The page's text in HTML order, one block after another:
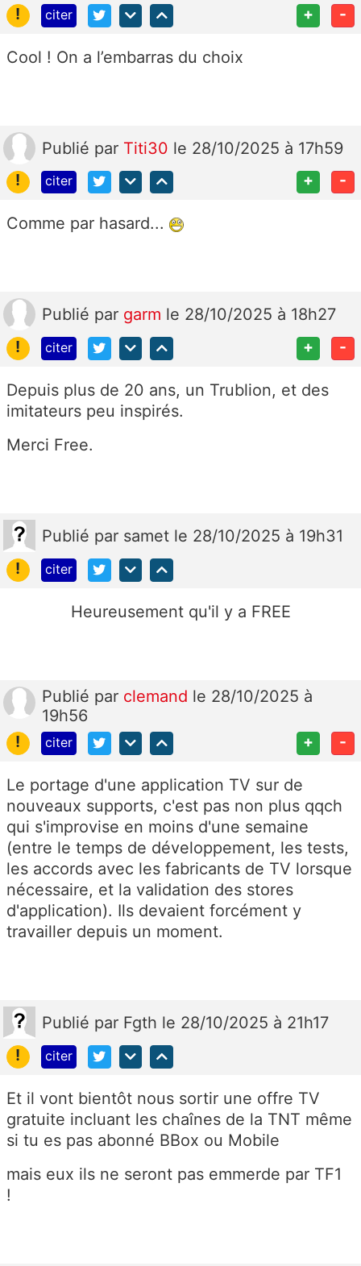
!
citer + -
Cool ! On a l’embarras du choix
Publié par Titi30 le 28/10/2025 à 17h59
!
citer + -
Comme par hasard...
Publié par garm le 28/10/2025 à 18h27
!
citer + -
Depuis plus de 20 ans, un Trublion, et des
imitateurs peu inspirés.
Merci Free.
Publié par samet le 28/10/2025 à 19h31
!
citer
Heureusement qu'il y a FREE
Publié par clemand le 28/10/2025 à
19h56
!
citer + -
Le portage d'une application TV sur de
nouveaux supports, c'est pas non plus qqch
qui s'improvise en moins d'une semaine
(entre le temps de développement, les tests,
les accords avec les fabricants de TV lorsque
nécessaire, et la validation des stores
d'application). Ils devaient forcément y
travailler depuis un moment.
Publié par Fgth le 28/10/2025 à 21h17
!
citer
Et il vont bientôt nous sortir une offre TV
gratuite incluant les chaînes de la TNT même
si tu es pas abonné BBox ou Mobile
mais eux ils ne seront pas emmerde par TF1
!